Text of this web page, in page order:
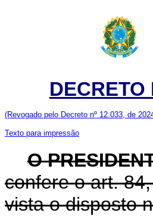
DECRETO
(Revogado pelo Decreto nº 12.033, de
Texto para impressão
O
confere o art.
vista o disposto